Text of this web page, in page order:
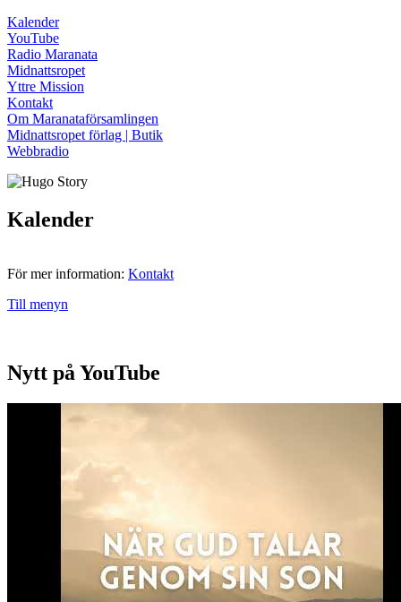
Kalender
YouTube
Radio Maranata
Midnattsropet
Yttre Mission
Kontakt
Om Maranataförsamlingen
Midnattsropet förlag | Butik
Webbradio
Kalender
För mer information: Kontakt
Till menyn
Nytt på YouTube